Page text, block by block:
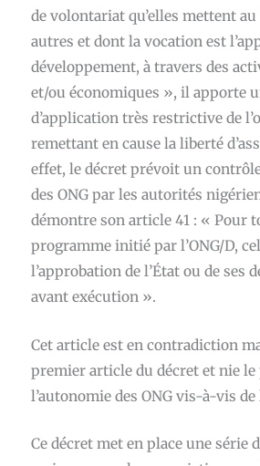
de volontariat qu’elles mettent au
autres et dont la vocation est
développement, à travers des
et/ou économiques », il apporte
d’application très restrictive de
remettant en cause la liberté
effet, le décret prévoit un
des ONG par les autorités
démontre son article 41 : « Pour
programme initié par l’ONG/D,
l’approbation de l’État ou de ses
avant exécution ».
Cet article est en contradiction
premier article du décret et nie
l’autonomie des ONG vis-à-vis de
Ce décret met en place une série